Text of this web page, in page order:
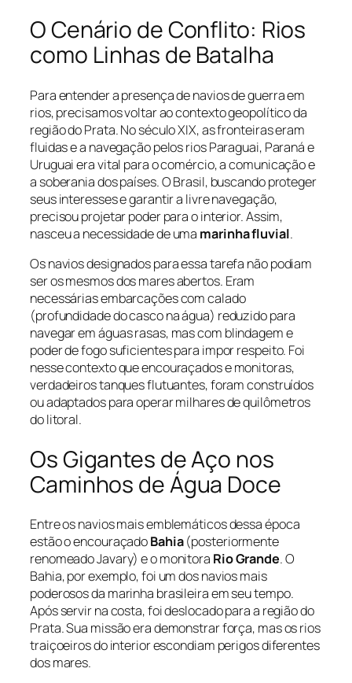
O Cenário de Conflito: Rios
como Linhas de Batalha
Para entender a presença de navios de guerra em
rios, precisamos voltar ao contexto geopolítico da
região do Prata. No século XIX, as fronteiras eram
fluidas e a navegação pelos rios Paraguai, Paraná e
Uruguai era vital para o comércio, a comunicação e
a soberania dos países. O Brasil, buscando proteger
seus interesses e garantir a livre navegação,
precisou projetar poder para o interior. Assim,
nasceu a necessidade de uma marinha fluvial.
Os navios designados para essa tarefa não podiam
ser os mesmos dos mares abertos. Eram
necessárias embarcações com calado
(profundidade do casco na água) reduzido para
navegar em águas rasas, mas com blindagem e
poder de fogo suficientes para impor respeito. Foi
nesse contexto que encouraçados e monitoras,
verdadeiros tanques flutuantes, foram construídos
ou adaptados para operar milhares de quilômetros
do litoral.
Os Gigantes de Aço nos
Caminhos de Água Doce
Entre os navios mais emblemáticos dessa época
estão o encouraçadoBahia(posteriormente
renomeado Javary) e o monitora Rio Grande. O
Bahia, por exemplo, foi um dos navios mais
poderosos da marinha brasileira em seu tempo.
Após servir na costa, foi deslocado para a região do
Prata. Sua missão era demonstrar força, mas os rios
traiçoeiros do interior escondiam perigos diferentes
dos mares.